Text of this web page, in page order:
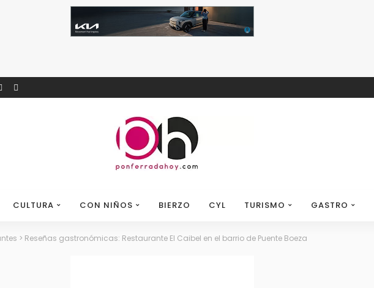
CULTURA CON NIÑOS BIERZO CYL TURISMO GASTRO
> Reseñas gastronómicas: Restaurante El Caibel en el barrio de Puente Boeza